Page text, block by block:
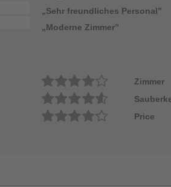
„Sehr freundliches Personal”
„Moderne Zimmer”
Zimmer
Price